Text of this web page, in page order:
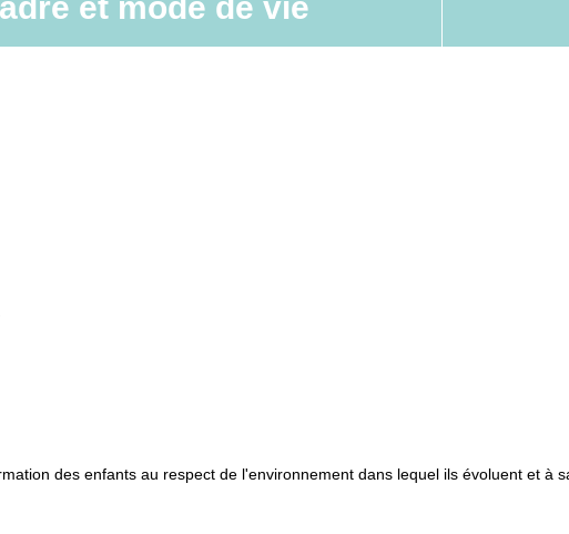
des enfants au respect de l'environnement dans lequel ils évoluent et à